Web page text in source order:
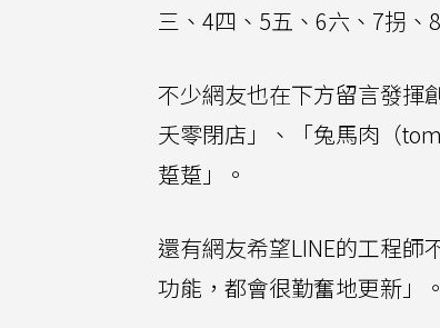
三、4四、5五、6六、7拐、
不少網友也在下方留言發揮
夭零閉店」、「兔馬肉（
踅踅」。
還有網友希望LINE的工程
功能，都會很勤奮地更新」。